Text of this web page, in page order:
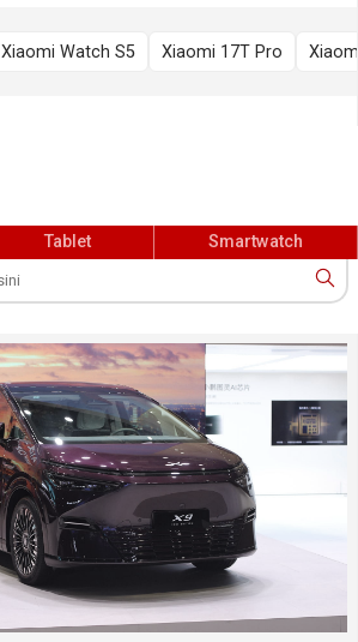
Xiaomi Watch S5 Xiaomi 17T Pro
Tablet Smartwatch